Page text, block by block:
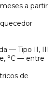
a partir
— Tipo II, III
°C — entre
de